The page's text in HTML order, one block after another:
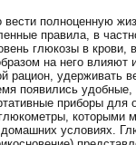
вести полноценную
правила, в
глюкозы в крови,
на него влияют
рацион, удерживать
появились удобные,
приборы для
которыми
условиях.